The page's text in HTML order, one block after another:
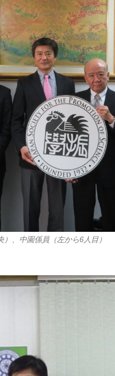
、中園係員（左から6人目）